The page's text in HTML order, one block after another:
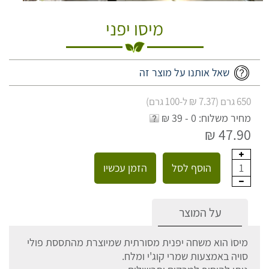
מיסו יפני
שאל אותנו על מוצר זה
650 גרם (7.37 ₪ ל-100 גרם)
מחיר משלוח: 0 - 39 ₪
47.90 ₪
1 הוסף לסל הזמן עכשיו
על המוצר
מיסוֹ הוא משחה יפנית מסורתית שמיוצרת מהתססת פולי
סויה באמצעות שמרי קוג'י ומלח.